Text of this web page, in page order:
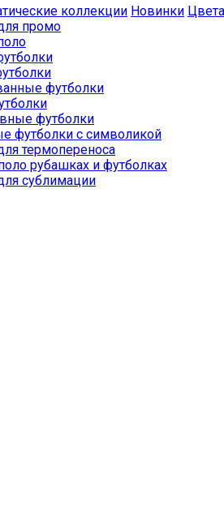
коллекции Новинки Цвета
промо
футболки
футболки
футболки с символикой
термопереноса
рубашках и футболках
сублимации